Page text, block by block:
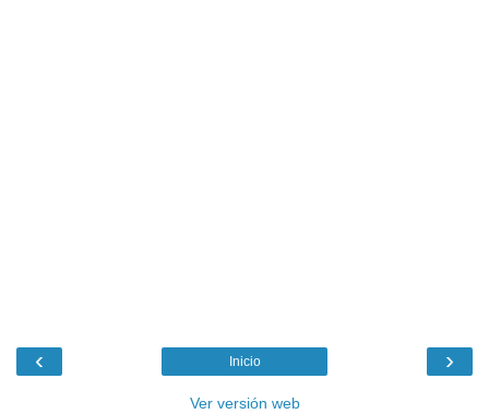
‹ ›
Inicio
Ver versión web